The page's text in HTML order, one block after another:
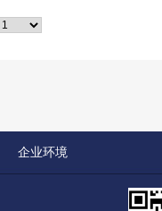
企业环境